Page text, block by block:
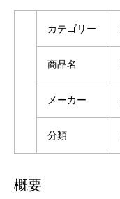
カテゴリー
商品名
メーカー
分類
概要